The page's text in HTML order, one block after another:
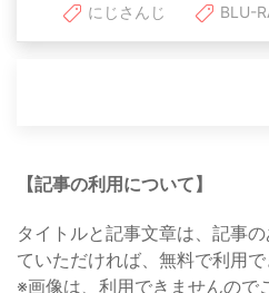
にじさんじ BLU-
【記事の利用について】
タイトルと記事文章は、記事
ていただければ、無料で利用で
※画像は、利用できませんので